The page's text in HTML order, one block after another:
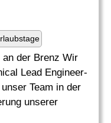
der Brenz Wir
Lead Engineer-
Team in der
unserer